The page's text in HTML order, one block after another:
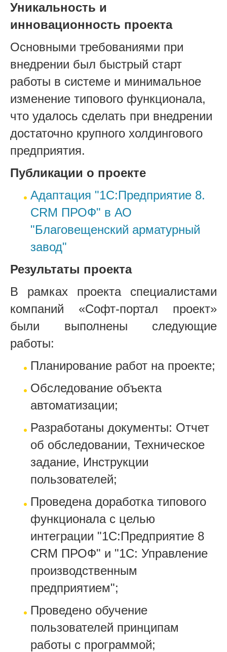
Уникальность и
инновационность проекта
Основными требованиями при
внедрении был быстрый старт
работы в системе и минимальное
изменение типового функционала,
что удалось сделать при внедрении
достаточно крупного холдингового
предприятия.
Публикации о проекте
Адаптация "1С:Предприятие 8.
CRM ПРОФ" в АО
"Благовещенский арматурный
завод"
Результаты проекта
В рамках проекта специалистами
компаний «Софт-портал проект»
были выполнены следующие
работы:
Планирование работ на проекте;
Обследование объекта
автоматизации;
Разработаны документы: Отчет
об обследовании, Техническое
задание, Инструкции
пользователей;
Проведена доработка типового
функционала с целью
интеграции "1С:Предприятие 8
CRM ПРОФ" и "1С: Управление
производственным
предприятием";
Проведено обучение
пользователей принципам
работы с программой;